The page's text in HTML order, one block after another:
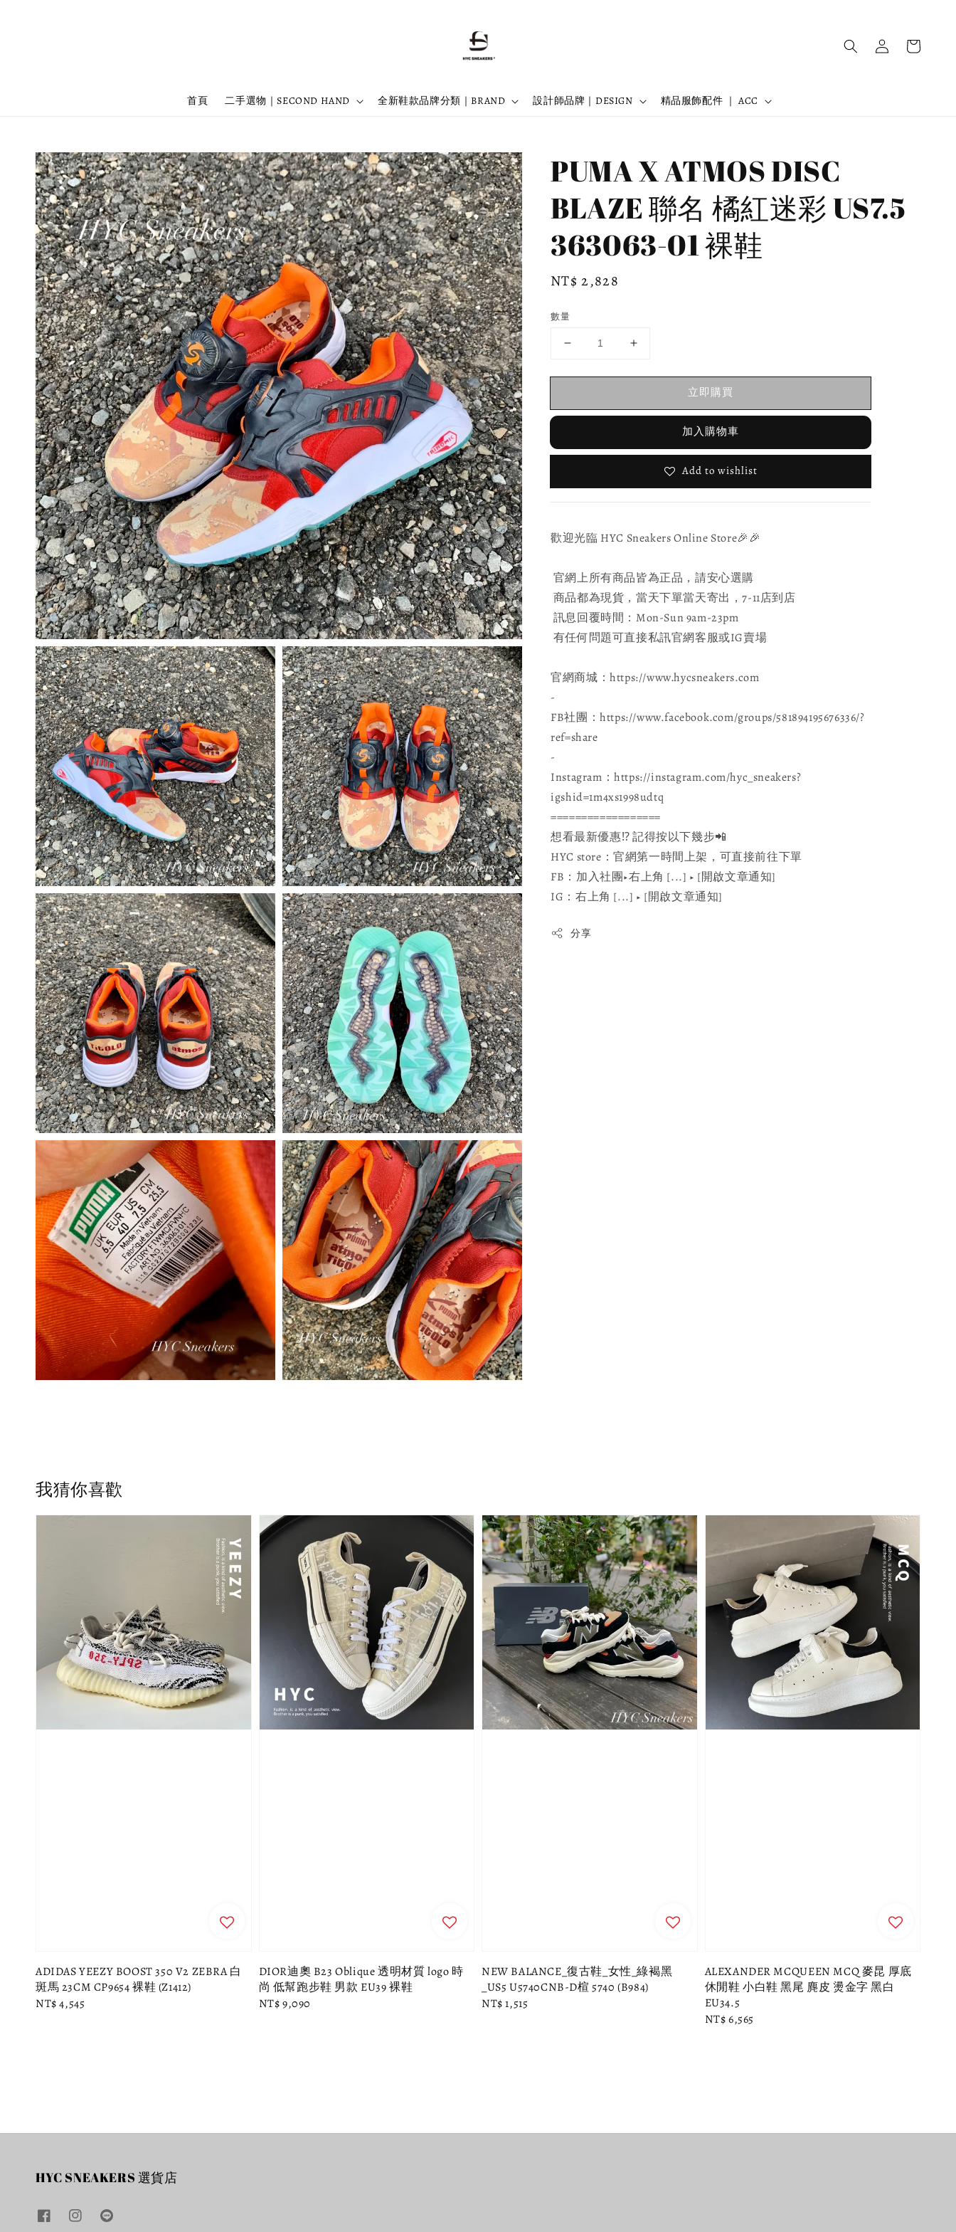
首頁 二手選物｜SECOND HAND 全新鞋款品牌分類｜BRAND 設計師品牌｜DESIGN 精品服飾配件 ｜ ACC
PUMA X ATMOS DISC
BLAZE 聯名 橘紅迷彩 US7.5
363063-01 裸鞋
Regular
NT$ 2,828
數量
立即購買
加入購物車
Add to wishlist
歡迎光臨 HYC Sneakers Online Store🎉🎉
官網上所有商品皆為正品，請安心選購
商品都為現貨，當天下單當天寄出，7-11店到店
訊息回覆時間：Mon-Sun 9am-23pm
有任何問題可直接私訊官網客服或IG賣場
官網商城：https://www.hycsneakers.com
-
FB社團：https://www.facebook.com/groups/581894195676336/?
ref=share
-
Instagram：https://instagram.com/hyc_sneakers?
igshid=1m4xs1998udtq
==================
想看最新優惠⁉ 記得按以下幾步📲
HYC store：官網第一時間上架，可直接前往下單
FB：加入社團▶️右上角 [...] ▶️ [開啟文章通知]
IG：右上角 [...] ▶️ [開啟文章通知]
分享
我猜你喜歡
ADIDAS YEEZY BOOST 350 V2 ZEBRA 白
斑馬 23CM CP9654 裸鞋 (Z1412)
Regular
NT$ 4,545
DIOR迪奧 B23 Oblique 透明材質 logo 時
尚 低幫跑步鞋 男款 EU39 裸鞋
Regular
NT$ 9,090
NEW BALANCE_復古鞋_女性_綠褐黑
_US5 U5740CNB-D楦 5740 (B984)
Regular
NT$ 1,515
ALEXANDER MCQUEEN MCQ 麥昆 厚底
休閒鞋 小白鞋 黑尾 麂皮 燙金字 黑白
EU34.5
Regular
NT$ 6,565
HYC SNEAKERS 選貨店